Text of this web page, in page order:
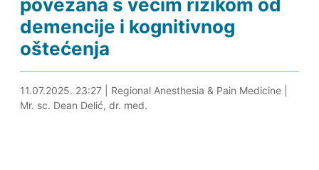
povezana s većim rizikom od
demencije i kognitivnog
oštećenja
12.07.2025. 14:37
11.07.2025. 23:27| Regional Anesthesia & Pain Medicine|
Mr. sc. Dean Delić, dr. med.